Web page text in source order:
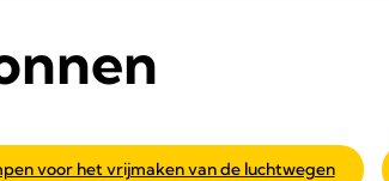
voor het vrijmaken van de luchtwegen